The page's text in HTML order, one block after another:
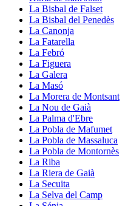
La Bisbal de Falset
La Bisbal del Penedès
La Canonja
La Fatarella
La Febró
La Figuera
La Galera
La Masó
La Morera de Montsant
La Nou de Gaià
La Palma d'Ebre
La Pobla de Mafumet
La Pobla de Massaluca
La Pobla de Montornès
La Riba
La Riera de Gaià
La Secuita
La Selva del Camp